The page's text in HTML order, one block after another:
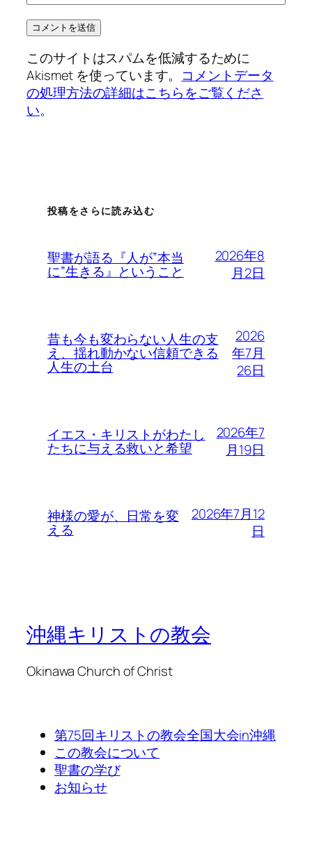
このサイトはスパムを低減するために
Akismet を使っています。 コメントデータ
の処理方法の詳細はこちらをご覧くださ
い。
投稿をさらに読み込む
聖書が語る『人が”本当
に”生きる』ということ
2026年8
月2日
昔も今も変わらない人生の支
え、揺れ動かない信頼できる
人生の土台
2026
年7月
26日
イエス・キリストがわたし
たちに与える救いと希望
2026年7
月19日
神様の愛が、日常を変
える
2026年7月12
日
沖縄キリストの教会
Okinawa Church of Christ
第75回キリストの教会全国大会in沖縄
この教会について
聖書の学び
お知らせ